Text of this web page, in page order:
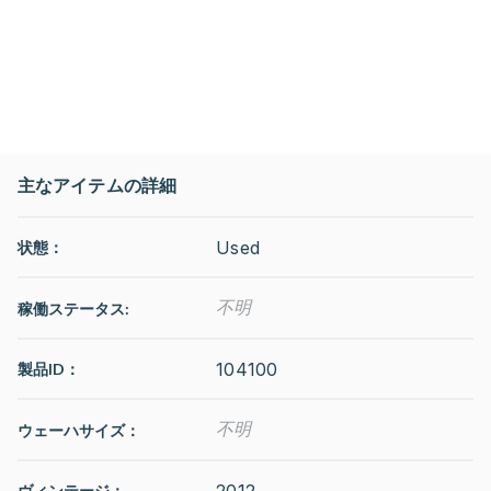
主なアイテムの詳細
状態： Used
稼働ステータス: 不明
製品ID： 104100
ウェーハサイズ： 不明